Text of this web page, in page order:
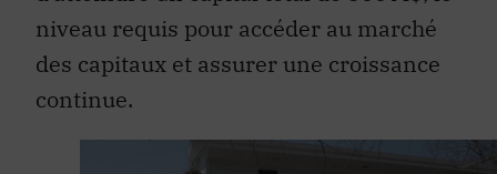
niveau requis pour accéder au marché
des capitaux et assurer une croissance
continue.